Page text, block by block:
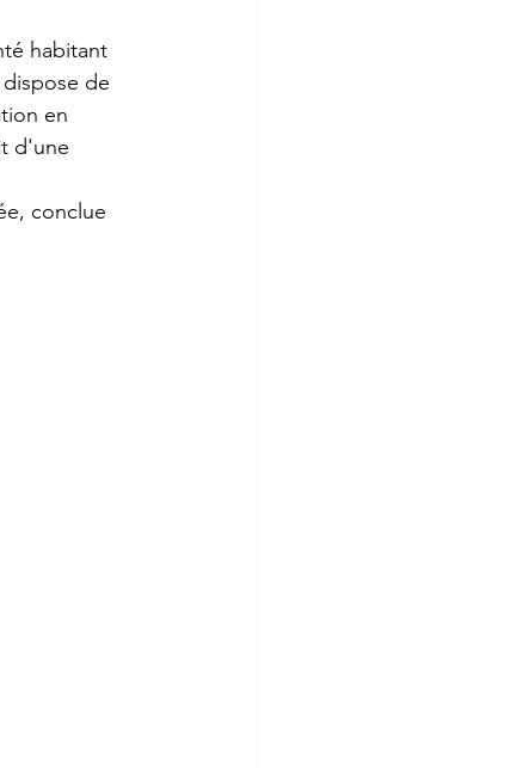
habitant
de
en
d'une
conclue